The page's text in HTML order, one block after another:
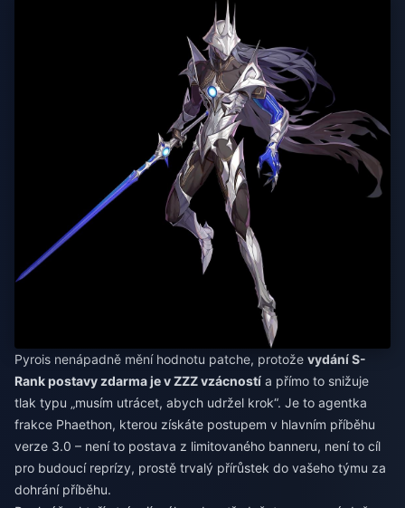
Pyrois nenápadně mění hodnotu patche, protože vydání S-
Rank postavy zdarma je v ZZZ vzácností a přímo to snižuje
tlak typu „musím utrácet, abych udržel krok“. Je to agentka
frakce Phaethon, kterou získáte postupem v hlavním příběhu
verze 3.0 – není to postava z limitovaného banneru, není to cíl
pro budoucí reprízy, prostě trvalý přírůstek do vašeho týmu za
dohrání příběhu.